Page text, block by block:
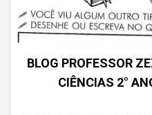
BLOG PROFESSOR
CIÊNCIAS 2°